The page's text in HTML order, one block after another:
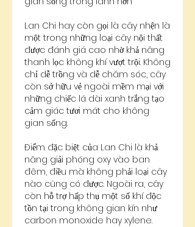
Lan Chi hay còn gọi là cây nhện là
một trong những loại cây nội thất
được đánh giá cao nhờ khả năng
thanh lọc không khí vượt trội. Không
chỉ dễ trồng và dễ chăm sóc, cây
còn sở hữu vẻ ngoài mềm mại với
những chiếc lá dài xanh trắng tạo
cảm giác tươi mát cho không
gian sống.
Điểm đặc biệt của Lan Chi là khả
năng giải phóng oxy vào ban
đêm, điều mà không phải loại cây
nào cũng có được. Ngoài ra, cây
còn hỗ trợ hấp thụ một số khí độc
tồn tại trong không gian kín như
carbon monoxide hay xylene.